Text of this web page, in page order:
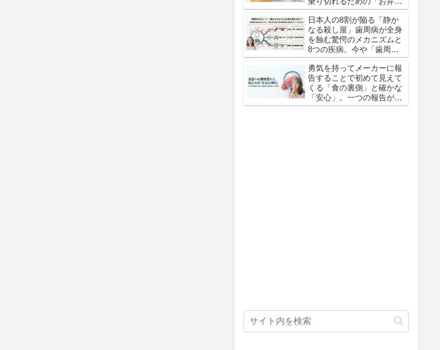
の防衛術」3つの知恵
日本人の8割が陥る「静か
なる殺し屋」歯周病が全身
を蝕む驚愕のメカニズムと
8つの疾病。今や「歯周病
は万病のもと」とすら言わ
れている。
勇気を持ってメーカーに報
告することで初めて見えて
くる「食の裏側」と確かな
「安心」。一つの報告が不
信感を信頼へと変えます